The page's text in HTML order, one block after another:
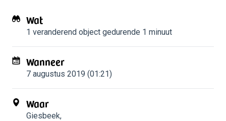
Wat
1 veranderend object gedurende 1 minuut
Wanneer
7 augustus 2019 (01:21)
Waar
Giesbeek,